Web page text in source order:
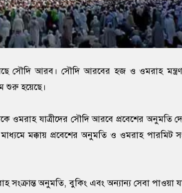
সৌদি আরব। সৌদি আরবের হজ ও ওমরাহ
শুরু হয়েছে।
ওমরাহ যাত্রীদের সৌদি আরবে প্রবেশের অনুমতি
মক্কায় প্রবেশের অনুমতি ও ওমরাহ পারমিট
অনুমতি, বুকিং এবং অন্যান্য সেবা পাওয়া